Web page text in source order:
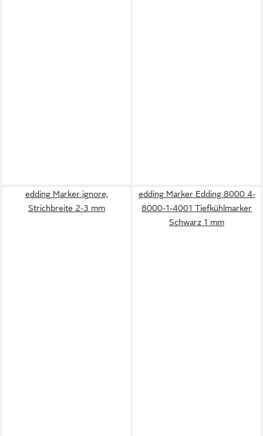
edding Marker ignore,
Strichbreite 2-3 mm
edding Marker Edding 8000 4-
8000-1-4001 Tiefkühlmarker
Schwarz 1 mm